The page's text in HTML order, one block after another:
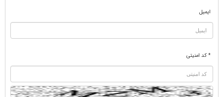
ایمیل
* کد امنیتی